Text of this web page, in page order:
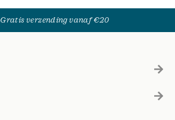
Gratis verzending vanaf €20